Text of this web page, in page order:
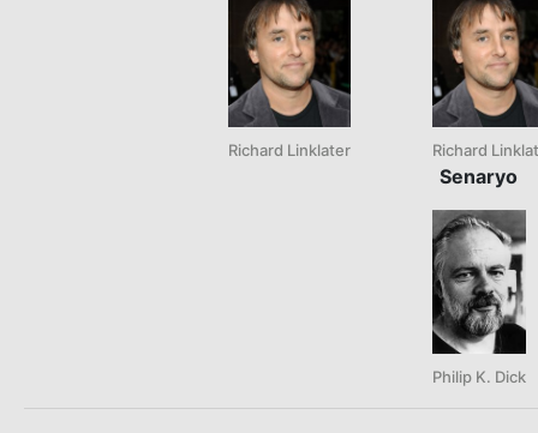
Richard Linklater Richard
Senaryo
Philip K. Dick